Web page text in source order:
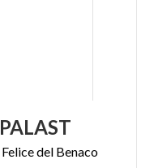
PALAST
Felicedel Benaco